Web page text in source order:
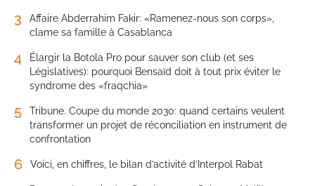
3
Affaire Abderrahim Fakir: «Ramenez-nous son corps»,
clame sa famille à Casablanca
4
Élargir la Botola Pro pour sauver son club (et ses
Législatives): pourquoi Bensaïd doit à tout prix éviter le
syndrome des «fraqchia»
5
Tribune. Coupe du monde 2030: quand certains veulent
transformer un projet de réconciliation en instrument de
confrontation
6 Voici, en chiffres, le bilan d’activité d’Interpol Rabat